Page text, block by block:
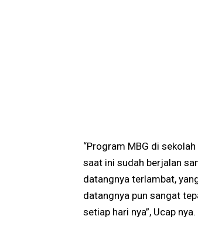
“Program MBG di
saat ini sudah berjalan
datangnya terlambat,
datangnya pun sangat
setiap hari nya”, Ucap nya.